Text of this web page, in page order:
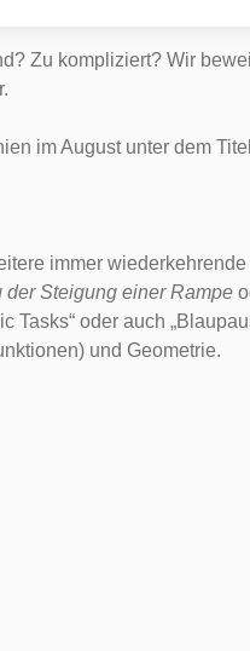
Zu kompliziert? Wir
im August unter dem
immer
der Steigung einer Rampe
Tasks“ oder auch
und Geometrie.